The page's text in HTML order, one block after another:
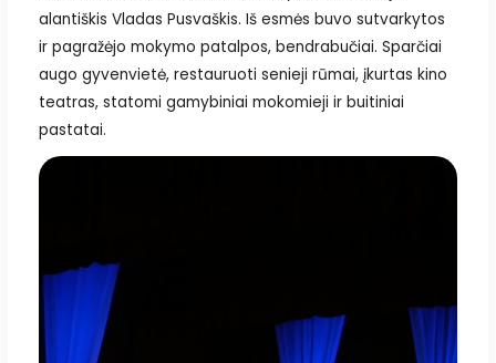
alantiškis Vladas Pusvaškis. Iš esmės buvo sutvarkytos
ir pagražėjo mokymo patalpos, bendrabučiai. Sparčiai
augo gyvenvietė, restauruoti senieji rūmai, įkurtas kino
teatras, statomi gamybiniai mokomieji ir buitiniai
pastatai.